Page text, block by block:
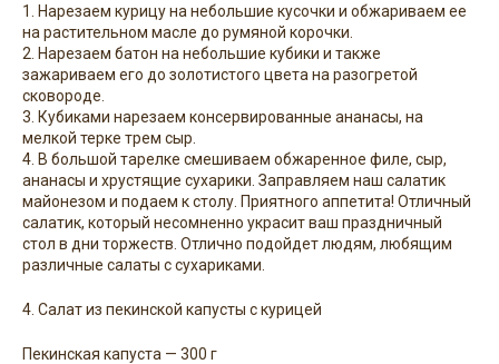
1. Нарезаем курицу на небольшие кусочки и обжариваем ее
на растительном масле до румяной корочки.
2. Нарезаем батон на небольшие кубики и также
зажариваем его до золотистого цвета на разогретой
сковороде.
3. Кубиками нарезаем консервированные ананасы, на
мелкой терке трем сыр.
4. В большой тарелке смешиваем обжаренное филе, сыр,
ананасы и хрустящие сухарики. Заправляем наш салатик
майонезом и подаем к столу. Приятного аппетита! Отличный
салатик, который несомненно украсит ваш праздничный
стол в дни торжеств. Отлично подойдет людям, любящим
различные салаты с сухариками.
4. Салат из пекинской капусты с курицей
Пекинская капуста — 300 г